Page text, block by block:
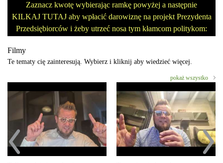
Zaznacz kwotę wybierając ramkę powyżej a następnie
KILKAJ TUTAJ aby wpłacić darowiznę na projekt Prezydenta
Przedsiębiorców i żeby utrzeć nosa tym kłamcom politykom:
Filmy
Te tematy cię zainteresują. Wybierz i kliknij aby wiedzieć więcej.
pokaż wszystko